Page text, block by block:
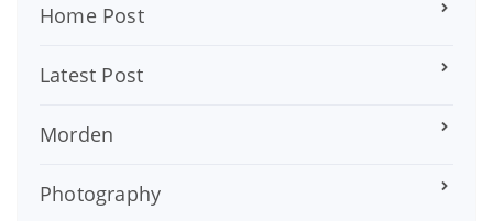
Home Post
Latest Post
Morden
Photography